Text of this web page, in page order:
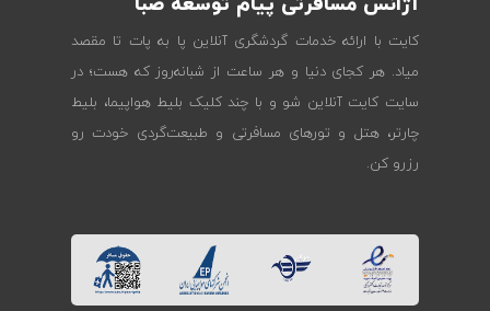
کایت با ارائه خدمات گردشگری آنلاین پا به پات تا مقصد
میاد. هر کجای دنیا و هر ساعت از شبانه‌روز که هست؛ در
سایت کایت آنلاین شو و با چند کلیک بلیط هواپیما، بلیط
چارتر، هتل و تورهای مسافرتی و طبیعت‌گردی خودت رو
رزرو کن.